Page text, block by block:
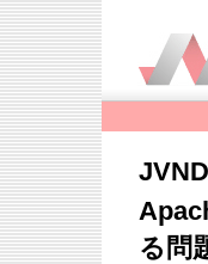
る問